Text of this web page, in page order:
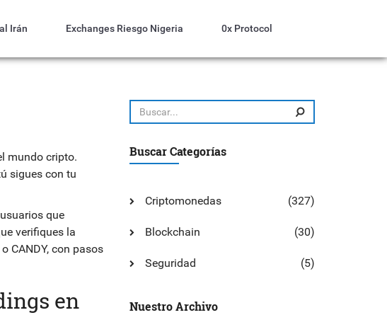
Irán Exchanges Riesgo Nigeria 0x Protocol
mundo cripto.
sigues con tu
que
verifiques la
CANDY, con pasos
en
Buscar Categorías
Criptomonedas (327)
Blockchain (30)
Seguridad (5)
Nuestro Archivo